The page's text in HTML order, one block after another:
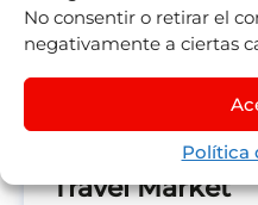
No consentir o retirar el
negativamente a ciertas
Política
BTL – Better
Travel Market